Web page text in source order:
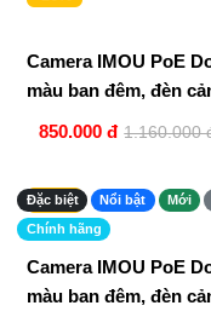
Camera IMOU PoE
màu ban đêm, đèn
850.000 đ 1.160.000
Đặc biệt Nổi bật Mới
Chính hãng
-35%
Camera IMOU PoE
màu ban đêm, đèn